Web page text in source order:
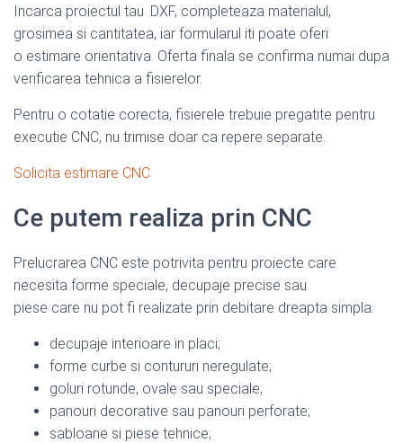
Incarca proiectul tau .DXF, completeaza materialul,
grosimea si cantitatea, iar formularul iti poate oferi
o estimare orientativa. Oferta finala se confirma numai dupa
verificarea tehnica a fisierelor.
Pentru o cotatie corecta, fisierele trebuie pregatite pentru
executie CNC, nu trimise doar ca repere separate.
Solicita estimare CNC
Ce putem realiza prin CNC
Prelucrarea CNC este potrivita pentru proiecte care
necesita forme speciale, decupaje precise sau
piese care nu pot fi realizate prin debitare dreapta simpla.
decupaje interioare in placi;
forme curbe si contururi neregulate;
goluri rotunde, ovale sau speciale;
panouri decorative sau panouri perforate;
sabloane si piese tehnice;